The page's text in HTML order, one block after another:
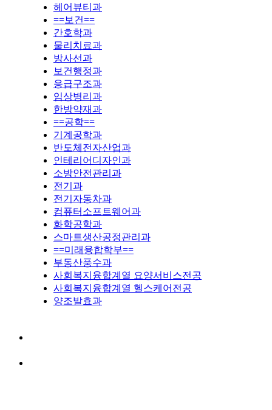
헤어뷰티과
==보건==
간호학과
물리치료과
방사선과
보건행정과
응급구조과
임상병리과
한방약재과
==공학==
기계공학과
반도체전자산업과
인테리어디자인과
소방안전관리과
전기과
전기자동차과
컴퓨터소프트웨어과
화학공학과
스마트생산공정관리과
==미래융합학부==
부동산풍수과
사회복지융합계열 요양서비스전공
사회복지융합계열 헬스케어전공
양조발효과